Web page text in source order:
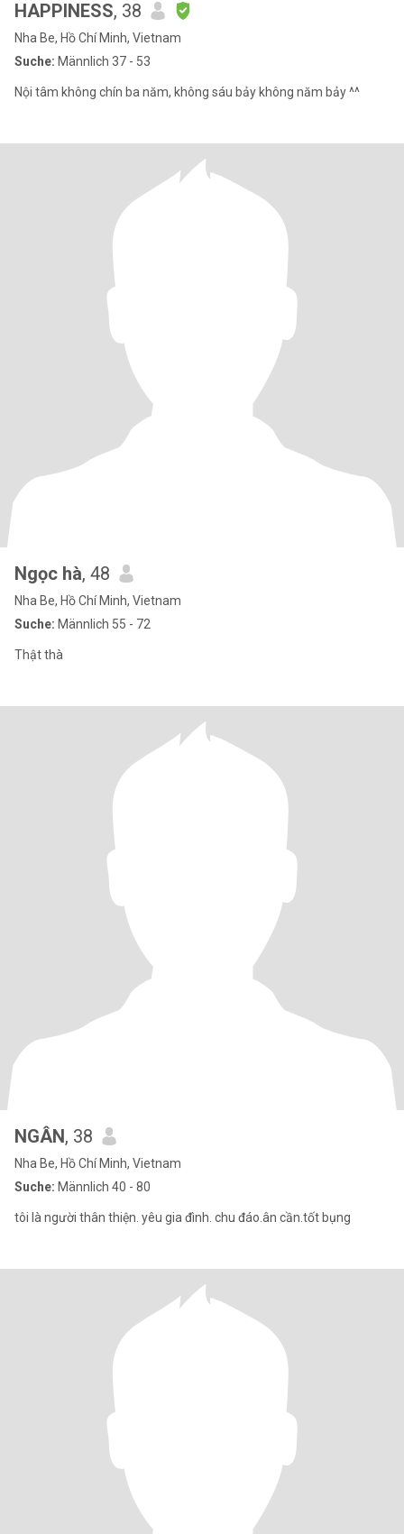
HAPPINESS, 38
Nha Be, Hồ Chí Minh, Vietnam
Suche: Männlich 37 - 53
Nội tâm không chín ba năm, không sáu bảy không năm bảy ^^
Ngọc hà, 48
Nha Be, Hồ Chí Minh, Vietnam
Suche: Männlich 55 - 72
Thật thà
NGÂN, 38
Nha Be, Hồ Chí Minh, Vietnam
Suche: Männlich 40 - 80
tôi là người thân thiện. yêu gia đình. chu đáo.ân cần.tốt bụng